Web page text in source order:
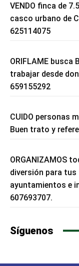
VENDO finca de
casco urbano de
625114075
ORIFLAME busca
trabajar desde
659155292
CUIDO personas
Buen trato y
ORGANIZAMOS
diversión para
ayuntamientos e
607693707.
Síguenos